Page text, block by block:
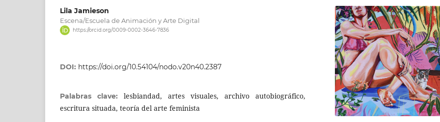
Lila Jamieson
Escena/Escuela de Animación y Arte Digital
https://orcid.org/0009-0002-3646-7836
DOI: https://doi.org/10.54104/nodo.v20n40.2387
Palabras clave: lesbiandad, artes visuales, archivo autobiográfico,
escritura situada, teoría del arte feminista